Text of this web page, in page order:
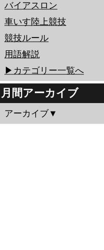
バイアスロン
車いす陸上競技
競技ルール
用語解説
▶︎カテゴリー一覧へ
月間アーカイブ
アーカイブ▼